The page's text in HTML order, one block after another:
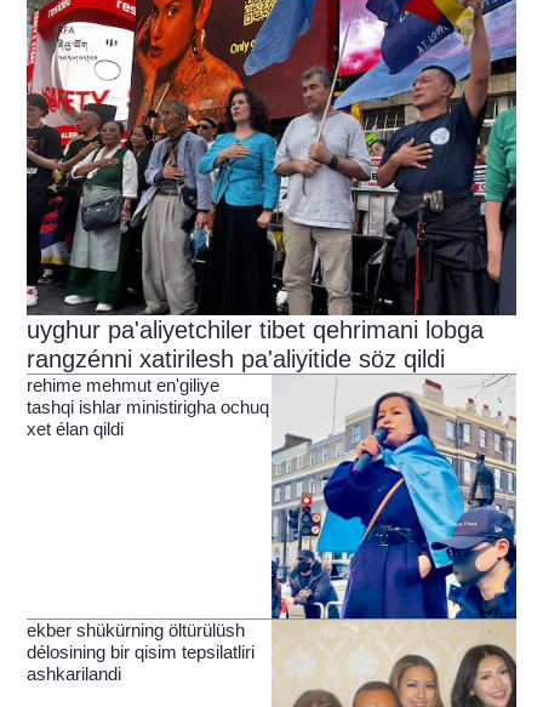
uyghur pa'aliyetchiler tibet qehrimani lobga
rangzénni xatirilesh pa'aliyitide söz qildi
rehime mehmut en'giliye
tashqi ishlar ministirigha ochuq
xet élan qildi
ekber shükürning öltürülüsh
délosining bir qisim tepsilatliri
ashkarilandi